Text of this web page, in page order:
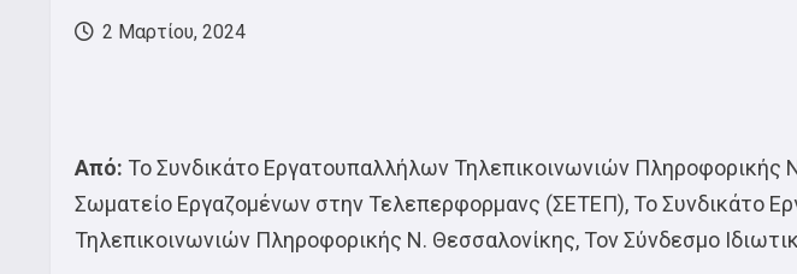
2 Μαρτίου, 2024
Από: Το Συνδικάτο Εργατουπαλλήλων Τηλεπικοινωνιών Πληροφορικής
Σωματείο Εργαζομένων στην Τελεπερφορμανς (ΣΕΤΕΠ), Το Συνδικάτο
Τηλεπικοινωνιών Πληροφορικής Ν. Θεσσαλονίκης, Τον Σύνδεσμο